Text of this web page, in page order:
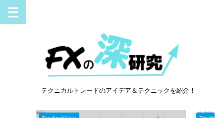
テクニカルトレードのアイデア＆テクニックを紹介！